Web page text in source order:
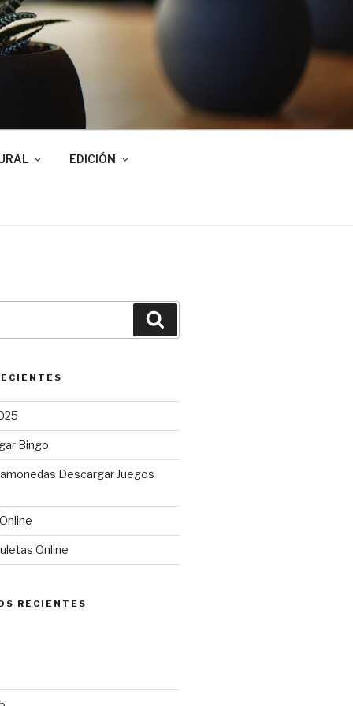
EDICIÓN
Bingo
Descargar Juegos
Online
RECIENTES